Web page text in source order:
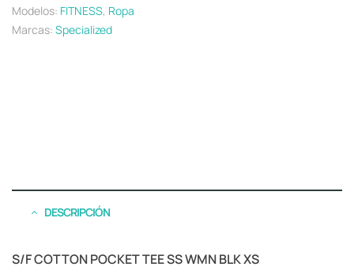
Modelos: FITNESS, Ropa
Marcas: Specialized
DESCRIPCIÓN
S/F COTTON POCKET TEE SS WMN BLK XS